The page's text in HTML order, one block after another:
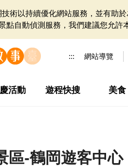
術以持續優化網站服務，並有助
點自動偵測服務，我們建議您允許
::: 網站導覽
活動 遊程快搜 美食
區-鶴岡遊客中心